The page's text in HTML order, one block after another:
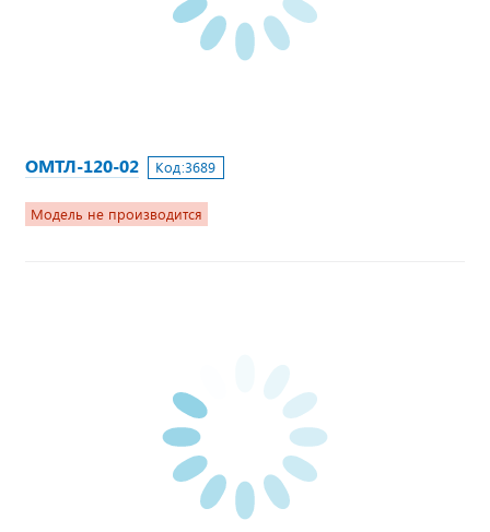
ОМТЛ-120-02 Код:3689
Модель не производится